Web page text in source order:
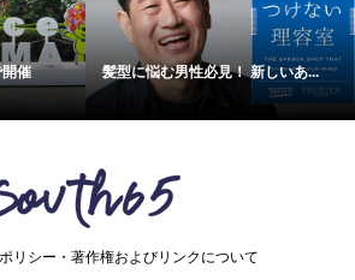
催
髪型に悩む男性必見！ 新しいあ...
リシー・著作権およびリンクについて